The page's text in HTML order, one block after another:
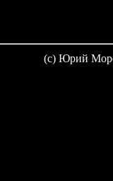
(c) Юрий